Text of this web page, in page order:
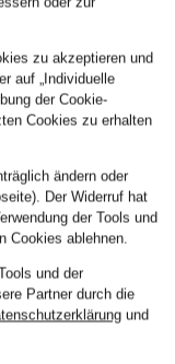
zu akzeptieren und
auf „Individuelle
der Cookie-
Cookies zu erhalten
ändern oder
Der Widerruf hat
der Tools und
Cookies ablehnen.
und der
Partner durch die
und